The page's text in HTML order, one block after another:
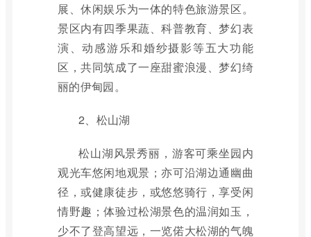
展、休闲娱乐为一体的特色旅游景区。
景区内有四季果蔬、科普教育、梦幻表
演、动感游乐和婚纱摄影等五大功能
区，共同筑成了一座甜蜜浪漫、梦幻绮
丽的伊甸园。
2、松山湖
松山湖风景秀丽，游客可乘坐园内
观光车悠闲地观景；亦可沿湖边通幽曲
径，或健康徒步，或悠悠骑行，享受闲
情野趣；体验过松湖景色的温润如玉，
少不了登高望远，一览偌大松湖的气魄